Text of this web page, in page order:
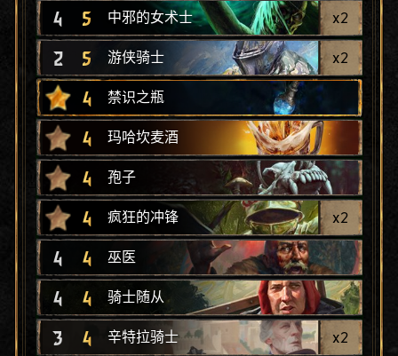
4 5 中邪的女术士 x2
2 5 游侠骑士 x2
4 禁识之瓶
4 玛哈坎麦酒
4 孢子
4 疯狂的冲锋 x2
4 4 巫医
4 4 骑士随从
3 4 辛特拉骑士 x2